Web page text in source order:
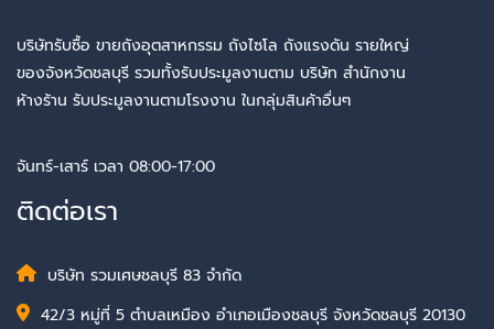
บริษัทรับซื้อ ขายถังอุตสาหกรรม ถังไซโล ถังแรงดัน รายใหญ่
ของจังหวัดชลบุรี รวมทั้งรับประมูลงานตาม บริษัท สำนักงาน
ห้างร้าน รับประมูลงานตามโรงงาน ในกลุ่มสินค้าอื่นๆ
จันทร์-เสาร์ เวลา 08:00-17:00
ติดต่อเรา
บริษัท รวมเศษชลบุรี 83 จำกัด
42/3 หมู่ที่ 5 ตำบลเหมือง อำเภอเมืองชลบุรี จังหวัดชลบุรี 20130